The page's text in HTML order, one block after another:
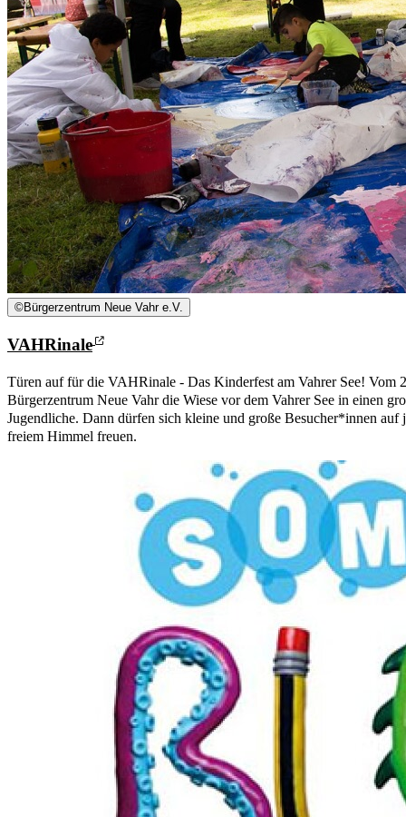
©Bürgerzentrum Neue Vahr e.V.
VAHRinale
Türen auf für die VAHRinale - Das Kinderfest am Vahrer See! Vom
Bürgerzentrum Neue Vahr die Wiese vor dem Vahrer See in einen
Jugendliche. Dann dürfen sich kleine und große Besucher*innen auf
freiem Himmel freuen.